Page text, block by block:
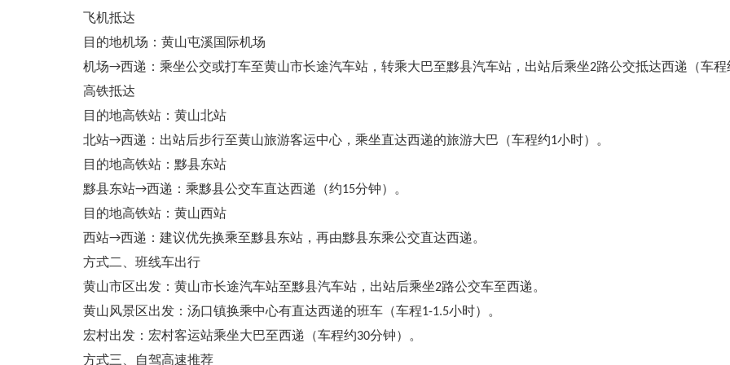
飞机抵达
目的地机场：黄山屯溪国际机场
机场→西递：乘坐公交或打车至黄山市长途汽车站，转乘大巴至黟县汽车站，出站后乘坐2路公交抵达西递（车程
高铁抵达
目的地高铁站：黄山北站
北站→西递：出站后步行至黄山旅游客运中心，乘坐直达西递的旅游大巴（车程约1小时）。
目的地高铁站：黟县东站
黟县东站→西递：乘黟县公交车直达西递（约15分钟）。
目的地高铁站：黄山西站
西站→西递：建议优先换乘至黟县东站，再由黟县东乘公交直达西递。
方式二、班线车出行
黄山市区出发：黄山市长途汽车站至黟县汽车站，出站后乘坐2路公交车至西递。
黄山风景区出发：汤口镇换乘中心有直达西递的班车（车程1-1.5小时）。
宏村出发：宏村客运站乘坐大巴至西递（车程约30分钟）。
方式三、自驾高速推荐